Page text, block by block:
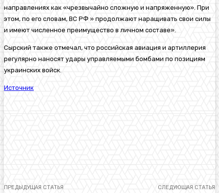
направлениях как «чрезвычайно сложную и напряженную». При
этом, по его словам, ВС РФ » продолжают наращивать свои силы
и имеют численное преимущество в личном составе».
Сырский также отмечал, что российская авиация и артиллерия
регулярно наносят удары управляемыми бомбами по позициям
украинских войск.
Источник
ПРЕДЫДУЩАЯ СТАТЬЯ СЛЕДУЮЩАЯ СТАТЬЯ